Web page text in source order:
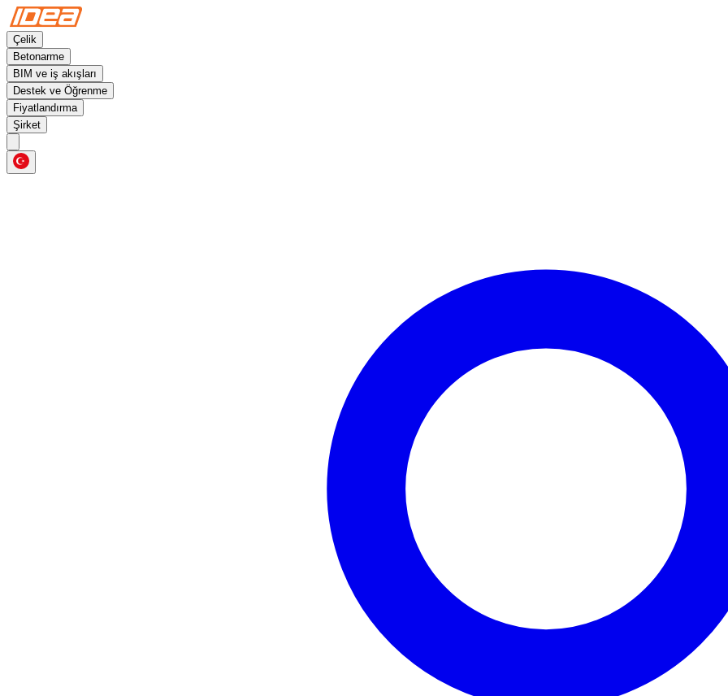
Çelik
Betonarme
BIM ve iş akışları
Destek ve Öğrenme
Fiyatlandırma
Şirket